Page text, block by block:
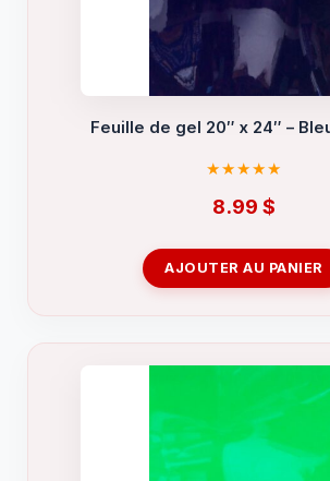
Feuille de gel 20″ x 24″ –
8.99 $
AJOUTER AU PANIER